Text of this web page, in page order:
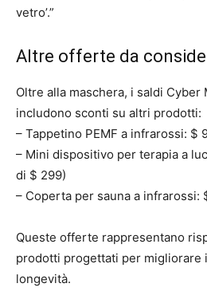
vetro’.”
Altre offerte da
Oltre alla maschera, i saldi Cyber
includono sconti su altri prodotti:
– Tappetino PEMF a infrarossi: $
– Mini dispositivo per terapia a
di $ 299)
– Coperta per sauna a infrarossi:
Queste offerte rappresentano
prodotti progettati per migliorare
longevità.